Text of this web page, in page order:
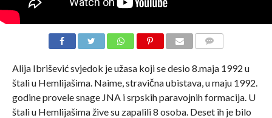
Alija Ibrišević svjedok je užasa koji se desio 8.maja 1992 u
štali u Hemlijašima. Naime, stravična ubistava, u maju 1992.
godine provele snage JNA i srpskih paravojnih formacija. U
štali u Hemlijašima žive su zapalili 8 osoba. Deset ih je bilo